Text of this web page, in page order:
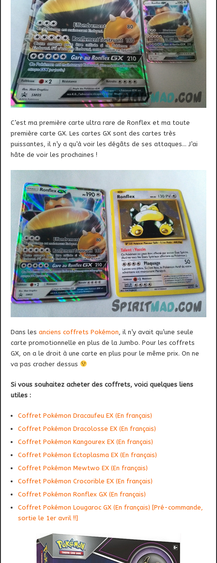
C’est ma première carte ultra rare de Ronflex et ma toute
première carte GX. Les cartes GX sont des cartes très
puissantes, il n’y a qu’à voir les dégâts de ses attaques… J’ai
hâte de voir les prochaines !
Dans lesanciens coffrets Pokémon , il n’y avait qu’une seule
carte promotionnelle en plus de la Jumbo. Pour les coffrets
GX, on a le droit à une carte en plus pour le même prix. On ne
va pas cracher dessus
Si vous souhaitez acheter des coffrets, voici quelques liens
utiles :
Coffret Pokémon Dracaufeu EX (En français)
Coffret Pokémon Dracolosse EX (En français)
Coffret Pokémon Kangourex EX (En français)
Coffret Pokémon Ectoplasma EX (En français)
Coffret Pokémon Mewtwo EX (En français)
Coffret Pokémon Crocorible EX (En français)
Coffret Pokémon Ronflex GX (En français)
Coffret Pokémon Lougaroc GX (En français) [Pré-commande,
sortie le 1er avril !!]